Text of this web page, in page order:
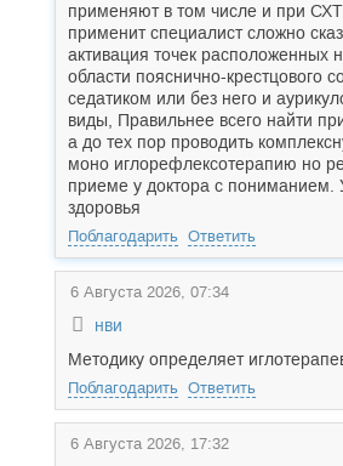
применяют в том числе и при
применит специалист сложно
активация точек расположенных
области пояснично-крестцового
седатиком или без него и
виды, Правильнее всего найти
а до тех пор проводить
моно иглорефлексотерапию но
приеме у доктора с пониманием.
здоровья
Поблагодарить Ответить
6 Августа 2026, 07:34
нви
Методику определяет
Поблагодарить Ответить
6 Августа 2026, 17:32